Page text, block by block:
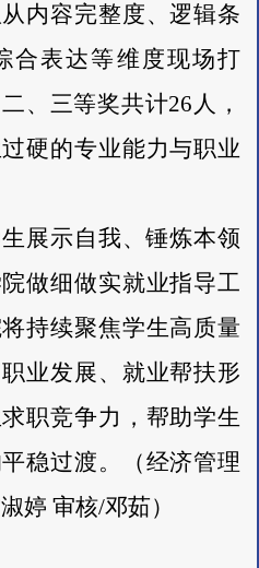
内容完整度、逻辑条
合表达等维度现场打
、三等奖共计26人，
硬的专业能力与职业
展示自我、锤炼本领
做细做实就业指导工
持续聚焦学生高质量
业发展、就业帮扶形
职竞争力，帮助学生
稳过渡。（经济管理
婷 审核/邓茹）